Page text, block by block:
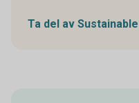
Ta del av Sustainable